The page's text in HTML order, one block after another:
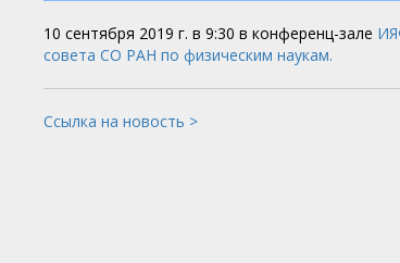
10 сентября 2019 г. в 9:30 в конференц-зале
совета СО РАН по физическим наукам.
Ссылка на новость >